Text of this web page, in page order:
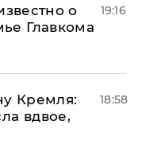
о
Главкома
19:16
Кремля:
вдвое,
18:58